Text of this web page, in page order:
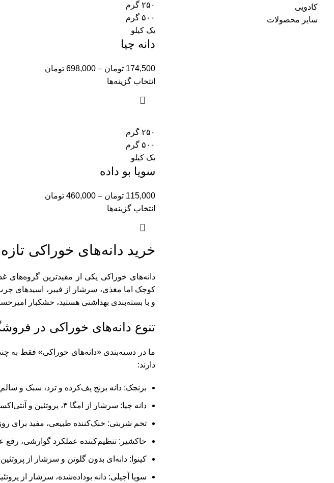
کادویی
سایر محصولات
۲۵۰ گرم
۵۰۰ گرم
یک کیلو
دانه چیا
174,500 تومان –
698,000 تومان
انتخاب گزینه‌ها
۲۵۰ گرم
۵۰۰ گرم
یک کیلو
سویا بو داده
115,000 تومان –
460,000 تومان
انتخاب گزینه‌ها
خرید دانه‌های خوراکی
دانه‌های خوراکی یکی از مفیدترین گروه‌های
کوچک اما مغذی، سرشار از فیبر، اسیدهای
و با بسته‌بندی بهداشتی هستید، خشکبار
تنوع دانه‌های خوراکی در
ما در دسته‌بندی «دانه‌های خوراکی» فقط به
دارند:
برنجک: دانه برنج پف‌کرده و ترد، سبک و
دانه چیا: سرشار از امگا ۳، پروتئین و آنتی‌اکسیدان
تخم شربتی: خنک‌کننده طبیعی، مفید برای
خاکشیر: تنظیم‌کننده عملکرد گوارشی،
کینوا: دانه‌ای بدون گلوتن و سرشار از
سویا آجیلی: دانه بوداده‌شده، سرشار از